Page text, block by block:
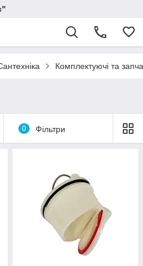
Комплектуючі та
0 Фільтри